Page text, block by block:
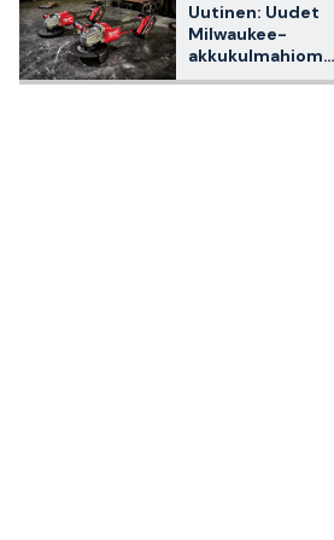
Uutinen: Uudet
Milwaukee-
akkukulmahioma
koneet